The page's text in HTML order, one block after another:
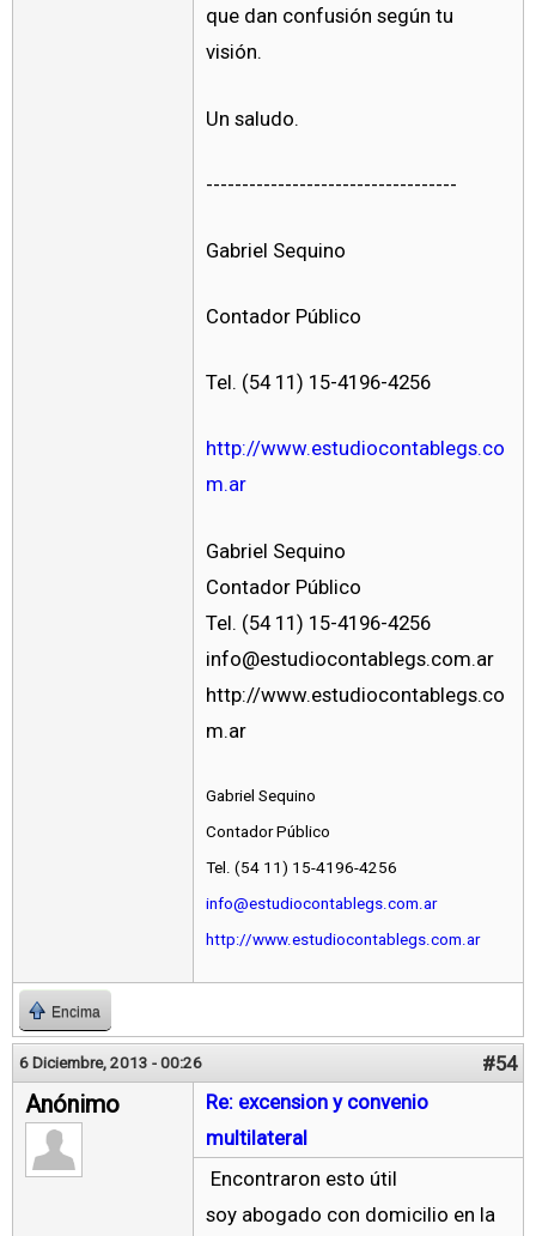
que dan confusión según tu
visión.
Un saludo.
-----------------------------------
Gabriel Sequino
Contador Público
Tel. (54 11) 15-4196-4256
http://www.estudiocontablegs.co
m.ar
Gabriel Sequino
Contador Público
Tel. (54 11) 15-4196-4256
info@estudiocontablegs.com.ar
http://www.estudiocontablegs.co
m.ar
Gabriel Sequino
Contador Público
Tel. (54 11) 15-4196-4256
info@estudiocontablegs.com.ar
http://www.estudiocontablegs.com.ar
Encima
6 Diciembre, 2013 - 00:26 #54
Anónimo
Re: excension y convenio
multilateral
Encontraron esto útil
soy abogado con domicilio en la